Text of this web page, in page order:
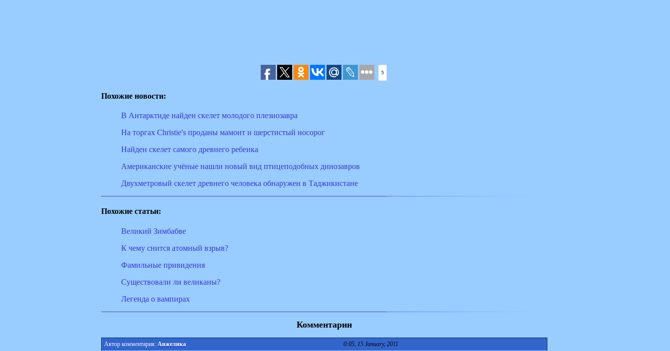
5
Похожие новости:
В Антарктиде найден скелет молодого плезиозавра
На торгах Christie's проданы мамонт и шерстистый носорог
Найден скелет самого древнего ребенка
Американские учёные нашли новый вид птицеподобных динозавров
Двухметровый скелет древнего человека обнаружен в Таджикистане
Похожие статьи:
Великий Зимбабве
К чему снится атомный взрыв?
Фамильные привидения
Существовали ли великаны?
Легенда о вампирах
Комментарии
Автор комментария: Анжелика 0:05, 15 January, 2011